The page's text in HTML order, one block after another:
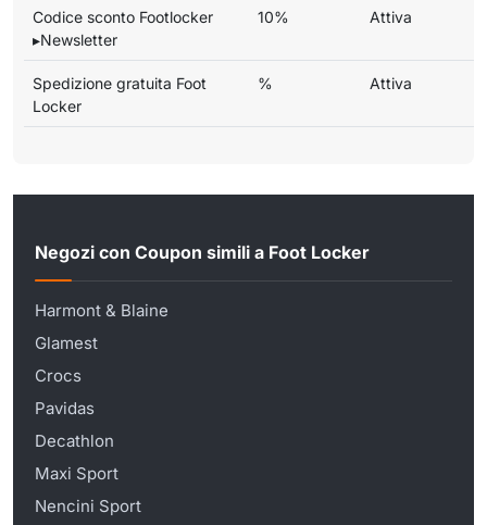
Codice sconto Footlocker
▸Newsletter
10% Attiva
Spedizione gratuita Foot
Locker
% Attiva
Negozi con Coupon simili a Foot Locker
Harmont & Blaine
Glamest
Crocs
Pavidas
Decathlon
Maxi Sport
Nencini Sport